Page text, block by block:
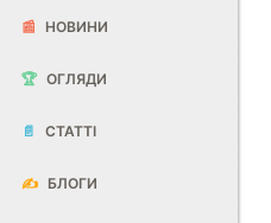
📰 НОВИНИ
🏆 ОГЛЯДИ
📄 СТАТТІ
✍️ БЛОГИ